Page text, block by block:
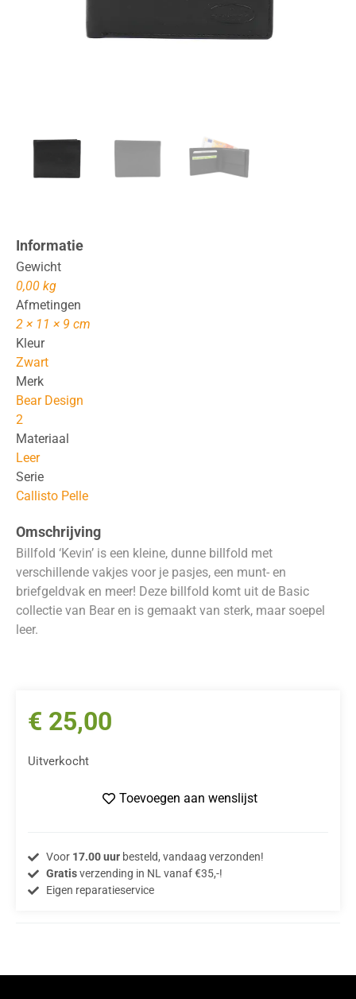
Informatie
Gewicht
0,00 kg
Afmetingen
2 × 11 × 9 cm
Kleur
Zwart
Merk
Bear Design
2
Materiaal
Leer
Serie
Callisto Pelle
Omschrijving
Billfold ‘Kevin’ is een kleine, dunne billfold met
verschillende vakjes voor je pasjes, een munt- en
briefgeldvak en meer! Deze billfold komt uit de Basic
collectie van Bear en is gemaakt van sterk, maar soepel
leer.
€ 25,00
Uitverkocht
Toevoegen aan wenslijst
Voor 17.00 uurbesteld, vandaag verzonden!
Gratisverzending in NL vanaf €35,-!
Eigen reparatieservice